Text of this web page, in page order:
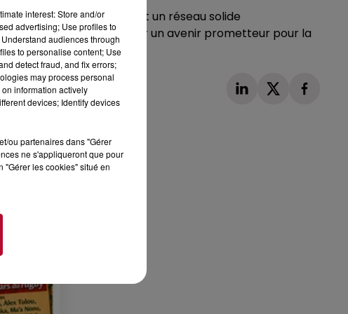
des projets ambitieux et un réseau solide
locaux laissent entrevoir un avenir prometteur pour la
interest: Store and/or
advertising; Use profiles to
audiences through
to personalise content; Use
detect fraud, and fix errors;
may process personal
information actively
devices; Identify devices
ou partenaires dans "Gérer
ne s'appliqueront que pour
"Gérer les cookies" situé en